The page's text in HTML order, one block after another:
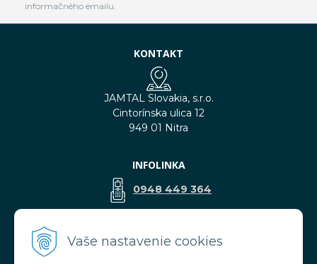
Vaše nastavenie cookies
informačného emailu.
KONTAKT
JAMTAL Slovakia, s.r.o.
Cintorínska ulica 12
949 01 Nitra
INFOLINKA
0948 449 364